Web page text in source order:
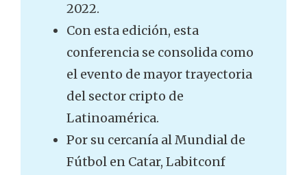
2022.
Con esta edición, esta
conferencia se consolida como
el evento de mayor trayectoria
del sector cripto de
Latinoamérica.
Por su cercanía al Mundial de
Fútbol en Catar, Labitconf